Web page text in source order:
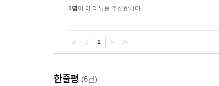
인물 캐릭터 생성하기
스케치 이미지에 인물 생성하기
배경과 의상 변경하기
PART 04 이게 된다고? 챗GPT에서 이미지 편집과
1명이 이 리뷰를 추천합니다.
1
한줄평 (6건)